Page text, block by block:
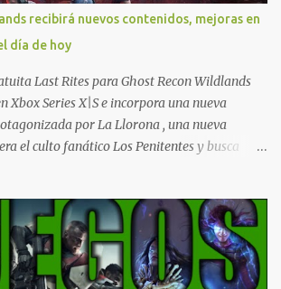
o cambios ante cualquier error. Ofertas
- Chile Ofertas - Colombia Ofertas - México
Ofertas - España Todas las ofertas de
a Xbox Series, a excepción de los jue...
recibirá nuevos contenidos, mejoras en
día de hoy
Last Rites para Ghost Recon Wildlands
Xbox Series X|S e incorpora una nueva
por La Llorona , una nueva
el culto fanático Los Penitentes y busca
desafíos más recordados por la comunidad,
mejoras centradas en ampliar la libertad de
más importantes de Last Rites es la
de personalización incorporadas. Ahora